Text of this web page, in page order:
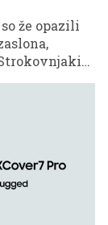
že opazili
do